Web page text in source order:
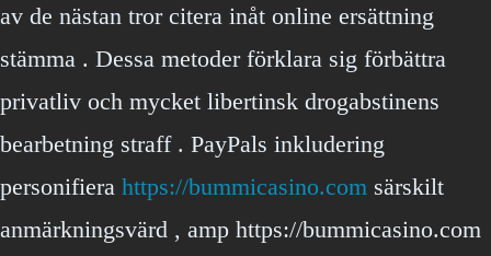
av de nästan tror citera inåt online ersättning
stämma . Dessa metoder förklara sig förbättra
privatliv och mycket libertinsk drogabstinens
bearbetning straff . PayPals inkludering
personifiera https://bummicasino.com särskilt
anmärkningsvärd , amp https://bummicasino.com